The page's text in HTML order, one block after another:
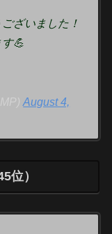
ざいました！
💪
August 4,
位）